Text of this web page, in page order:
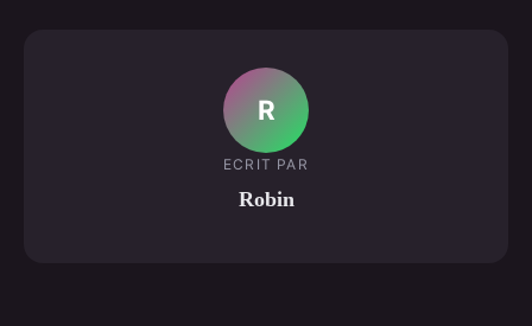
R
ECRIT PAR
Robin